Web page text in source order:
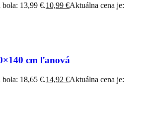
bola: 13,99 €.10,99 €Aktuálna cena je:
cm ľanová
bola: 18,65 €.14,92 €Aktuálna cena je: